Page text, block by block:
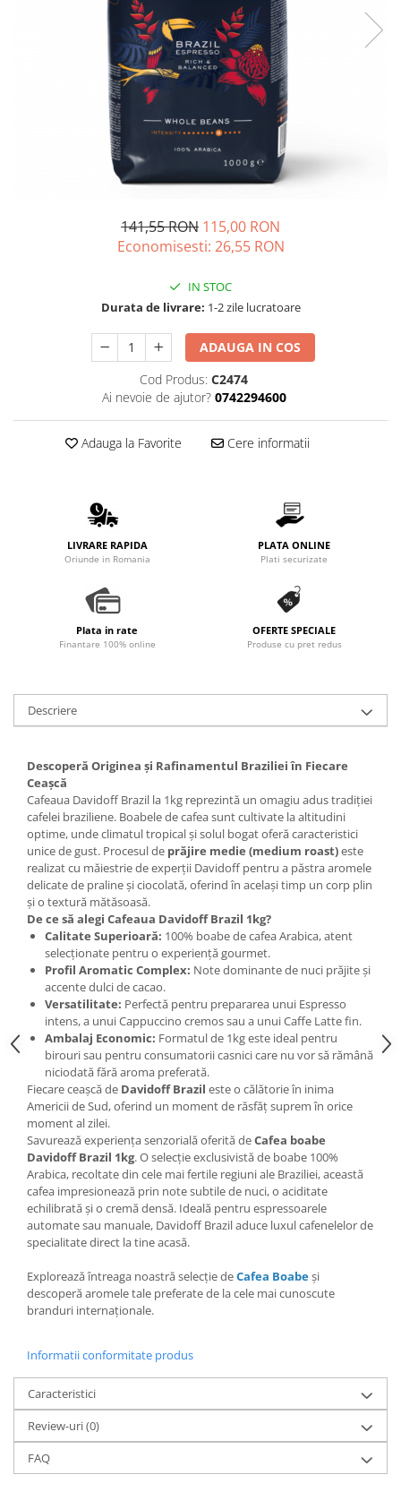
141,55 RON 115,00 RON
Economisesti: 26,55 RON
IN STOC
Durata de livrare: 1-2 zile lucratoare
ADAUGA IN COS
Cod Produs: C2474
Ai nevoie de ajutor? 0742294600
Adauga la Favorite Cere informatii
LIVRARE RAPIDA
Oriunde in Romania
PLATA ONLINE
Plati securizate
Plata in rate
Finantare 100% online
OFERTE SPECIALE
Produse cu pret redus
Descriere
Descoperă Originea și Rafinamentul Braziliei în Fiecare
Ceașcă
Cafeaua Davidoff Brazil la 1kg reprezintă un omagiu adus tradiției
cafelei braziliene. Boabele de cafea sunt cultivate la altitudini
optime, unde climatul tropical și solul bogat oferă caracteristici
unice de gust. Procesul de prăjire medie (medium roast)este
realizat cu măiestrie de experții Davidoff pentru a păstra aromele
delicate de praline și ciocolată, oferind în același timp un corp plin
și o textură mătăsoasă.
De ce să alegi Cafeaua Davidoff Brazil 1kg?
Calitate Superioară: 100% boabe de cafea Arabica, atent
selecționate pentru o experiență gourmet.
Profil Aromatic Complex: Note dominante de nuci prăjite și
accente dulci de cacao.
Versatilitate: Perfectă pentru prepararea unui Espresso
intens, a unui Cappuccino cremos sau a unui Caffe Latte fin.
Ambalaj Economic: Formatul de 1kg este ideal pentru
birouri sau pentru consumatorii casnici care nu vor să rămână
niciodată fără aroma preferată.
Fiecare ceașcă de Davidoff Brazil este o călătorie în inima
Americii de Sud, oferind un moment de răsfăț suprem în orice
moment al zilei.
Savurează experiența senzorială oferită deCafea boabe
Davidoff Brazil 1kg. O selecție exclusivistă de boabe 100%
Arabica, recoltate din cele mai fertile regiuni ale Braziliei, această
cafea impresionează prin note subtile de nuci, o aciditate
echilibrată și o cremă densă. Ideală pentru espressoarele
automate sau manuale, Davidoff Brazil aduce luxul cafenelelor de
specialitate direct la tine acasă.
Explorează întreaga noastră selecție deCafea Boabeși
descoperă aromele tale preferate de la cele mai cunoscute
branduri internaționale.
Informatii conformitate produs
Caracteristici
Review-uri(0)
FAQ